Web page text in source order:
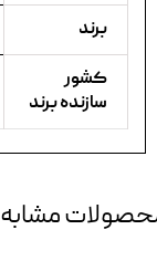
برند
کشور
سازنده برند
مشابه